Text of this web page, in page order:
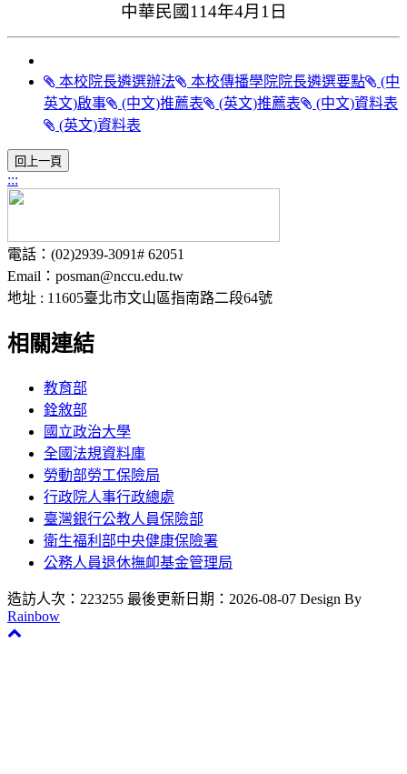
中華民國114年4月1日
本校院長遴選辦法 本校傳播學院院長遴選要點
(中
英文)啟事
(中文)推薦表 (英文)推薦表
(中文)資料表
(英文)資料表
:::
電話：(02)2939-3091# 62051
Email：posman@nccu.edu.tw
地址 : 11605臺北市文山區指南路二段64號
相關連結
教育部
銓敘部
國立政治大學
全國法規資料庫
勞動部勞工保險局
行政院人事行政總處
臺灣銀行公教人員保險部
衛生福利部中央健康保險署
公務人員退休撫卹基金管理局
造訪人次：223255 最後更新日期：2026-08-07 Design By
Rainbow